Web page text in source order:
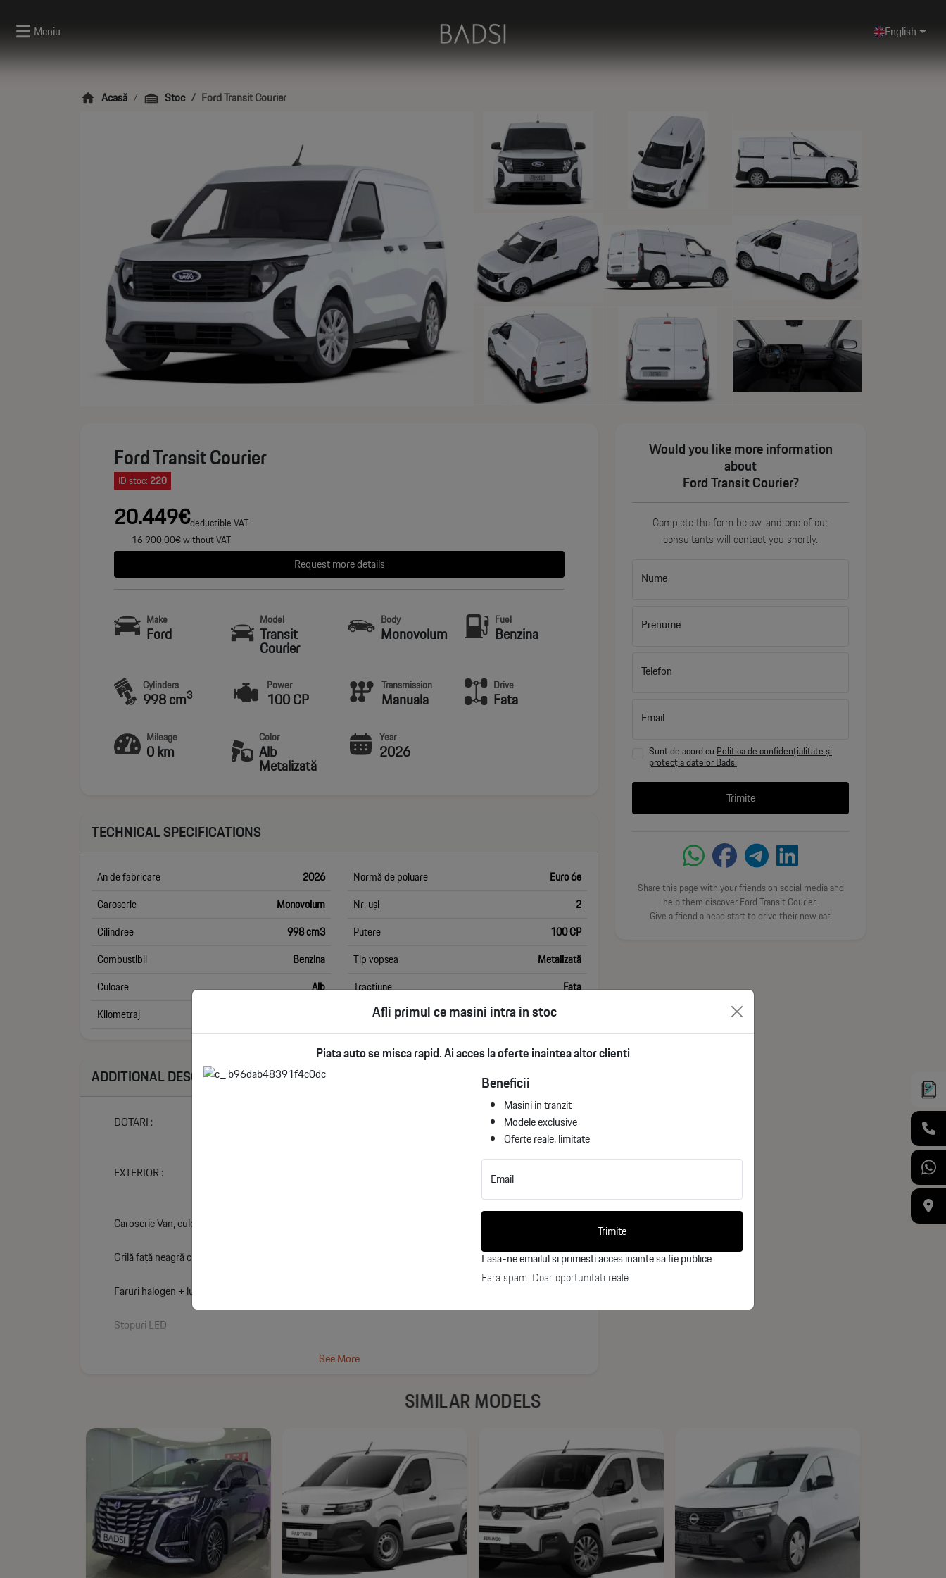
Meniu English
Acasă Stoc Ford Transit Courier
Ford Transit Courier
ID stoc: 220
20.449€deductible VAT
16.900,00€ without VAT
Request more details
Make
Ford
Model
Transit
Courier
Body
Monovolum
Fuel
Benzina
Cylinders
998 cm3
Power
100 CP
Transmission
Manuala
Drive
Fata
Mileage
0 km
Color
Alb
Metalizată
Year
2026
TECHNICAL SPECIFICATIONS
An de fabricare
2026
Caroserie
Monovolum
Cilindree
998 cm3
Combustibil
Benzina
Culoare
Alb
Kilometraj
Normă de poluare
Euro 6e
Nr. uși
2
Putere
100 CP
Tip vopsea
Metalizată
Tracțiune
Fata
Transmisie
Manuala
ADDITIONAL DESCRIPTION
DOTARI :
EXTERIOR :
Caroserie Van, culoare Frozen White
Grilă față neagră cu bandă luminoasă
Faruri halogen + lumini de zi
Stopuri LED
Uși spate compartiment marfă
Jante oțel 15”
Oglinzi electrice și încălzite
Bară față parțial în culoarea caroseriei
See More
Would you like more information
about
Ford Transit Courier?
Complete the form below, and one of our
consultants will contact you shortly.
Nume
Prenume
Telefon
Email
Sunt de acord cu Politica de confidențialitate și
protecția datelor Badsi
Trimite
Share this page with your friends on social media and
help them discover Ford Transit Courier.
Give a friend a head start to drive their new car!
SIMILAR MODELS
Afli primul ce masini intra in stoc
Piata auto se misca rapid. Ai acces la oferte inaintea altor clienti
Beneficii
Masini in tranzit
Modele exclusive
Oferte reale, limitate
Email
Trimite
Lasa-ne emailul si primesti acces inainte sa fie publice
Fara spam. Doar oportunitati reale.